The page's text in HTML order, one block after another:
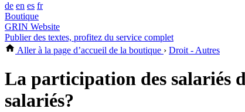
de en es fr
Boutique
GRIN Website
Publier des textes, profitez du service complet
Aller à la page d’accueil de la boutique › Droit - Autres
La participation des salariés
salariés?